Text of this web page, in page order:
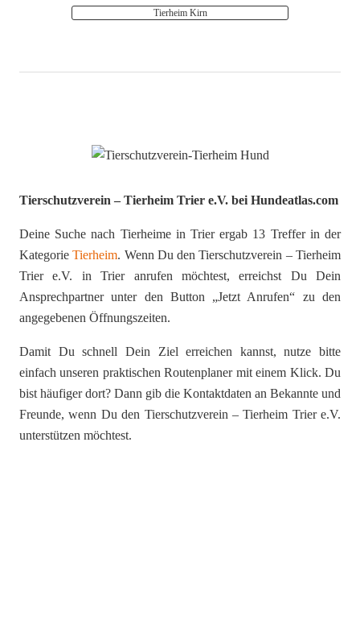
Tierheim Kirn
Tierschutzverein – Tierheim Trier e.V. bei Hundeatlas.com
Deine Suche nach Tierheime in Trier ergab 13 Treffer in der
KategorieTierheim. Wenn Du den Tierschutzverein – Tierheim
Trier e.V. in Trier anrufen möchtest, erreichst Du Dein
Ansprechpartner unter den Button „Jetzt Anrufen“ zu den
angegebenen Öffnungszeiten.
Damit Du schnell Dein Ziel erreichen kannst, nutze bitte
einfach unseren praktischen Routenplaner mit einem Klick. Du
bist häufiger dort? Dann gib die Kontaktdaten an Bekannte und
Freunde, wenn Du den Tierschutzverein – Tierheim Trier e.V.
unterstützen möchtest.